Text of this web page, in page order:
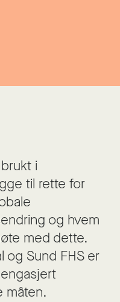
i
til rette for
og hvem
med dette.
og Sund FHS er
måten.